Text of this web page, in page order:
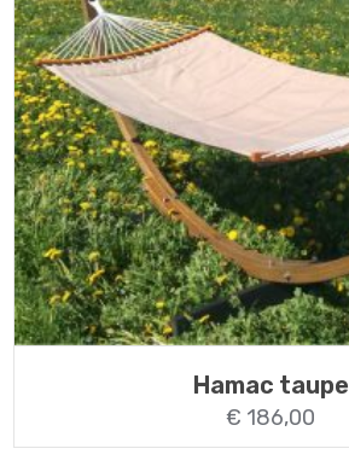
Hamac taupe
€ 186,00